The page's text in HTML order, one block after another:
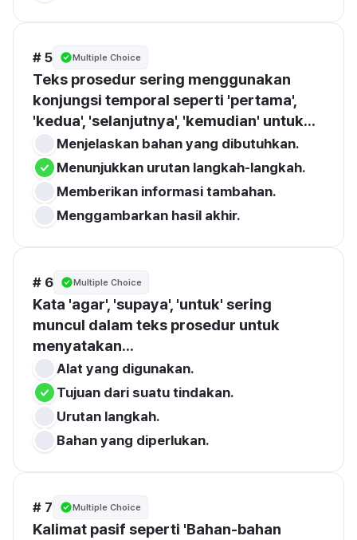
# 5 Multiple Choice
Teks prosedur sering menggunakan
konjungsi temporal seperti 'pertama',
'kedua', 'selanjutnya', 'kemudian' untuk...
Menjelaskan bahan yang dibutuhkan.
Menunjukkan urutan langkah-langkah.
Memberikan informasi tambahan.
Menggambarkan hasil akhir.
# 6 Multiple Choice
Kata 'agar', 'supaya', 'untuk' sering
muncul dalam teks prosedur untuk
menyatakan...
Alat yang digunakan.
Tujuan dari suatu tindakan.
Urutan langkah.
Bahan yang diperlukan.
# 7 Multiple Choice
Kalimat pasif seperti 'Bahan-bahan